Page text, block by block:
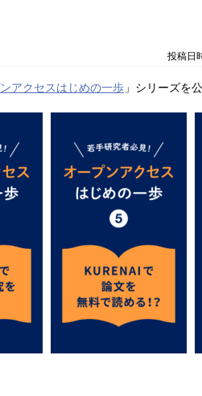
投稿日
アクセスはじめの一歩 」シリーズを